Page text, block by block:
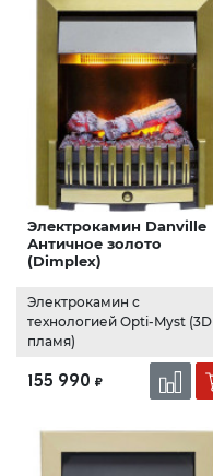
Электрокамин Danville
Античное золото
(Dimplex)
Электрокамин с
технологией Opti-Myst (3D
пламя)
155 990 ₽